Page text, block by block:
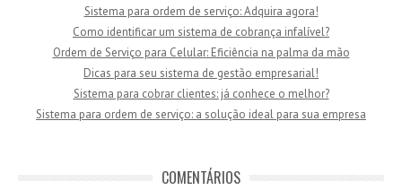
Sistema para ordem de serviço: Adquira agora!
Como identificar um sistema de cobrança infalível?
Ordem de Serviço para Celular: Eficiência na palma da mão
Dicas para seu sistema de gestão empresarial!
Sistema para cobrar clientes: já conhece o melhor?
Sistema para ordem de serviço: a solução ideal para sua empresa
COMENTÁRIOS